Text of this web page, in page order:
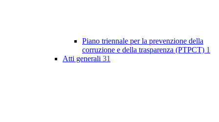
Piano triennale per la prevenzione della
corruzione e della trasparenza (PTPCT) 1
Atti generali 31